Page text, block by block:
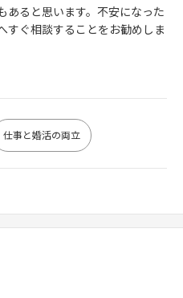
あると思います。不安になった
すぐ相談することをお勧めしま
仕事と婚活の両立